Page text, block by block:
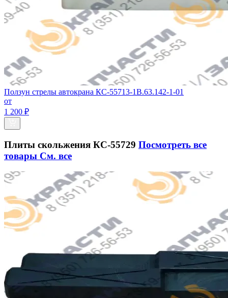
Ползун стрелы автокрана КС-55713-1В.63.142-1-01
от
1 200 ₽
Плиты скольжения КС-55729 Посмотреть все
товары См. все